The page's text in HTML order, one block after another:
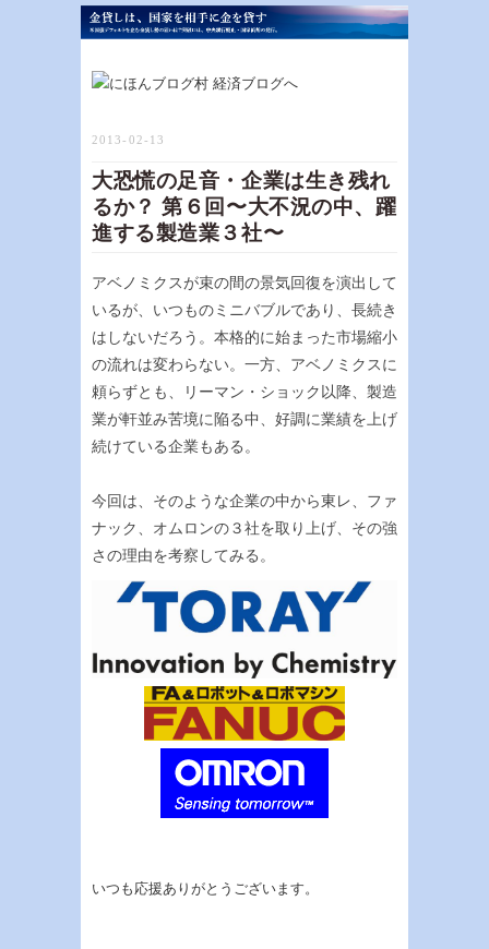
2013-02-13
大恐慌の足音・企業は生き残れ
るか？ 第６回〜大不況の中、躍
進する製造業３社〜
アベノミクスが束の間の景気回復を演出して
いるが、いつものミニバブルであり、長続き
はしないだろう。本格的に始まった市場縮小
の流れは変わらない。一方、アベノミクスに
頼らずとも、リーマン・ショック以降、製造
業が軒並み苦境に陥る中、好調に業績を上げ
続けている企業もある。
今回は、そのような企業の中から東レ、ファ
ナック、オムロンの３社を取り上げ、その強
さの理由を考察してみる。
いつも応援ありがとうございます。